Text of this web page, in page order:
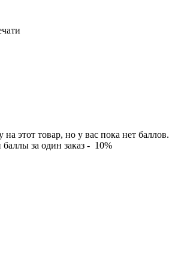
этот товар, но у вас пока нет баллов.
за один заказ - 10%